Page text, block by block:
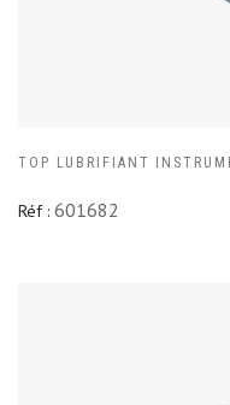
TOP LUBRIFIANT
Réf : 601682